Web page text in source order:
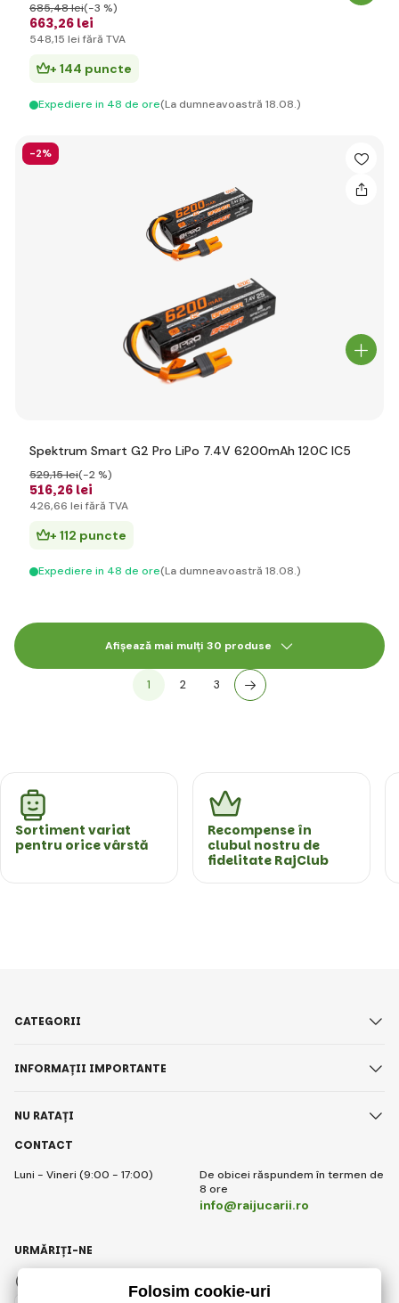
663,26 lei
685,48 lei(-3 %)
548,15 lei fără TVA
+ 144 puncte
Expediere in 48 de ore(La dumneavoastră 18.08.)
-2%
Spektrum Smart G2 Pro LiPo 7.4V 6200mAh 120C IC5
516,26 lei
529,15 lei(-2 %)
426,66 lei fără TVA
+ 112 puncte
Expediere in 48 de ore(La dumneavoastră 18.08.)
Afișează mai mulți 30 produse
1 2 3
Sortiment variat
pentru orice vârstă
Recompense în
clubul nostru de
fidelitate RajClub
CONTACT
Luni - Vineri (9:00 - 17:00)
De obicei răspundem în termen de
8 ore
info@raijucarii.ro
CATEGORII
INFORMAȚII IMPORTANTE
NU RATAȚI
URMĂRIȚI-NE
Instagram